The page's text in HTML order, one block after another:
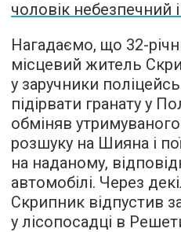
чоловік небезпечний
Нагадаємо, що 32-
місцевий житель
у заручники
підірвати гранату у
обміняв
розшуку на Шияна і
на наданому,
автомобілі. Через
Скрипник відпустив
у лісопосадці в